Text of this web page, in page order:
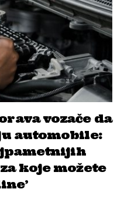
vozače da
automobile:
koje možete